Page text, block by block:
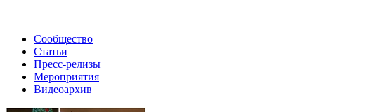
Сообщество
Статьи
Пресс-релизы
Мероприятия
Видеоархив